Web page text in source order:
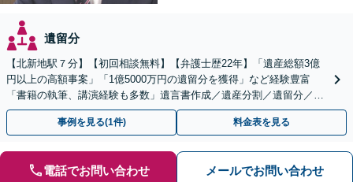
遺留分
【北新地駅７分】【初回相談無料】【弁護士歴22年】「遺産総額3億
円以上の高額事案」「1億5000万円の遺留分を獲得」など経験豊富
「書籍の執筆、講演経験も多数」遺言書作成／遺産分割／遺留分／相
続放棄など【休日・夜間面談可】【完全個室対応】
事例を見る(1件) 料金表を見る
電話でお問い合わせ メールでお問い合わせ